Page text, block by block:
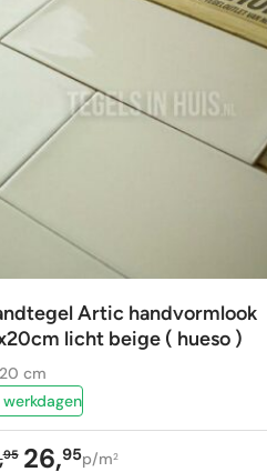
Artic handvormlook
licht beige ( hueso )
cm
95 26,95p/m2